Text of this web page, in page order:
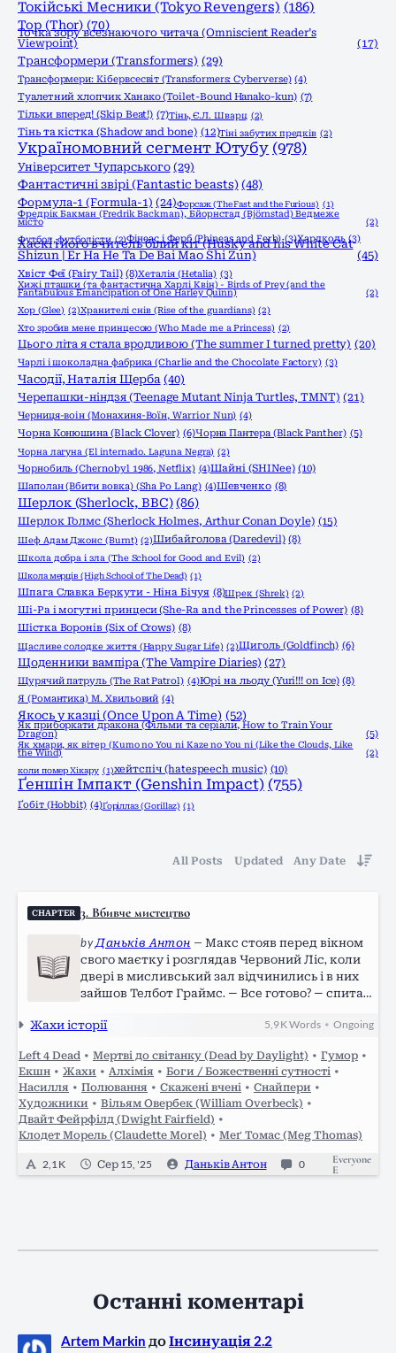
Токійські Месники (Tokyo Revengers) (186)
Тор (Thor) (70)
Точка зору всезнаючого читача (Omniscient Reader’s
Viewpoint)
(17)
Трансформери (Transformers) (29)
Трансформери: Кібервсесвіт (Transformers: Cyberverse) (4)
Туалетний хлопчик Ханако (Toilet-Bound Hanako-kun) (7)
Тільки вперед! (Skip Beat!) (7)Тінь, Є.Л. Шварц (2)
Тінь та кістка (Shadow and bone) (12)Тіні забутих предків (2)
Україномовний сегмент Ютубу (978)
Університет Чупарського (29)
Фантастичні звірі (Fantastic beasts) (48)
Формула-1 (Formula-1) (24)Форсаж (The Fast and the Furious) (1)
Фредрік Бакман (Fredrik Backman), Бйорнстад (Björnstad) Ведмеже
місто
(2)
Футбол, футболісти (2)Фінеас і Ферб (Phineas and Ferb) (3)Хардколь (3)
Хаскі і його вчитель білий кіт (Husky and his White Cat
Shizun | Er Ha He Ta De Bai Mao Shi Zun)
(45)
Хвіст Феї (Fairy Tail) (8)Хеталія (Hetalia) (3)
Хижі пташки (та фантастична Харлі Квін) - Birds of Prey (and the
Fantabulous Emancipation of One Harley Quinn)
(2)
Хор (Glee) (2)Хранителі снів (Rise of the guardians) (2)
Хто зробив мене принцесою (Who Made me a Princess) (2)
Цього літа я стала вродливою (The summer I turned pretty) (20)
Чарлі і шоколадна фабрика (Charlie and the Chocolate Factory) (3)
Часодії, Наталія Щерба (40)
Черепашки-ніндзя (Teenage Mutant Ninja Turtles, TMNT) (21)
Черниця-воiн (Монахиня-Воïн, Warrior Nun) (4)
Чорна Конюшина (Black Clover) (6)Чорна Пантера (Black Panther) (5)
Чорна лагуна (El internado. Laguna Negra) (2)
Чорнобиль (Chernobyl 1986, Netflix) (4)Шайні (SHINee) (10)
Шаполан (Вбити вовка) (Sha Po Lang) (4)Шевченко (8)
Шерлок (Sherlock, ВВС) (86)
Шерлок Голмс (Sherlock Holmes, Arthur Conan Doyle) (15)
Шеф Адам Джонс (Burnt) (2)Шибайголова (Daredevil) (8)
Школа добра і зла (The School for Good and Evil) (2)
Школа мерців (High School of The Dead) (1)
Шпага Славка Беркути - Ніна Бічуя (8)Шрек (Shrek) (2)
Ші-Ра і могутні принцеси (She-Ra and the Princesses of Power) (8)
Шістка Воронів (Six of Crows) (8)
Щасливе солодке життя (Happy Sugar Life) (2)Щиголь (Goldfinch) (6)
Щоденники вампіра (The Vampire Diaries) (27)
Щурячий патруль (The Rat Patrol) (4)Юрі на льоду (Yuri!!! on Ice) (8)
Я (Романтика) М. Хвильовий (4)
Якось у казці (Once Upon A Time) (52)
Як приборкати дракона (Фільми та серіали, How to Train Your
Dragon) (5)
Як хмари, як вітер (Kumo no You ni Kaze no You ni (Like the Clouds, Like
the Wind)
(2)
коли помер Хікару (1)хейтспіч (hatespeech music) (10)
Ґеншін Імпакт (Genshin Impact) (755)
Ґобіт (Hobbit) (4)Ґоріллаз (Gorillaz) (1)
All Posts Updated Any Date
CHAPTER 3. Вбивче мистецтво
byДаньків Антон — Макс стояв перед вікном
свого маєтку і розглядав Червоний Ліс, коли
двері в мисливський зал відчинились і в них
зайшов Телбот Граймс. — Все готово? — спитав
втратив здатність розмовляти після своєї
Жахи історії 5,9 KWords •Ongoing
Left 4 Dead • Мертві до світанку (Dead by Daylight) • Гумор •
Екшн • Жахи • Алхімія • Боги / Божественні сутності •
Насилля • Полювання • Скажені вчені • Снайпери •
Художники • Вільям Овербек (William Overbeck) •
Двайт Фейрфілд (Dwight Fairfield) •
Клодет Морель (Claudette Morel) • Меґ Томас (Meg Thomas)
2,1 K Сер 15, '25 Даньків Антон 0
Everyone
E
Останні коментарі
Artem Markin доІнсинуація 2.2